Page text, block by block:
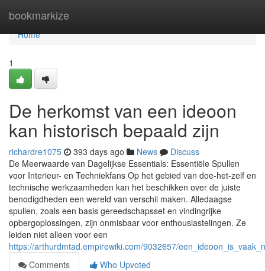
bookmarkize
Home
Home
1
De herkomst van een ideoon
kan historisch bepaald zijn
richardre1075 393 days ago News
Discuss
De Meerwaarde van Dagelijkse Essentials: Essentiële Spullen
voor Interieur- en Techniekfans Op het gebied van doe-het-zelf en
technische werkzaamheden kan het beschikken over de juiste
benodigdheden een wereld van verschil maken. Alledaagse
spullen, zoals een basis gereedschapsset en vindingrijke
opbergoplossingen, zijn onmisbaar voor enthousiastelingen. Ze
leiden niet alleen voor een
https://arthurdmtad.empirewiki.com/9032657/
Comments
Who Upvoted